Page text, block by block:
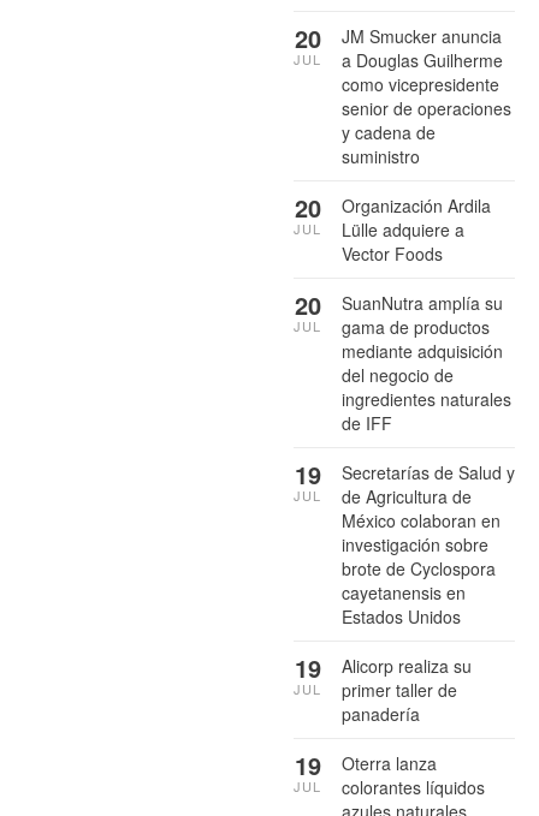
JM Smucker anuncia
a Douglas Guilherme
como vicepresidente
senior de operaciones
y cadena de
suministro
20
JUL
Organización Ardila
Lülle adquiere a
Vector Foods
20
JUL
SuanNutra amplía su
gama de productos
mediante adquisición
del negocio de
ingredientes naturales
de IFF
20
JUL
Secretarías de Salud y
de Agricultura de
México colaboran en
investigación sobre
brote de Cyclospora
cayetanensis en
Estados Unidos
19
JUL
Alicorp realiza su
primer taller de
panadería
19
JUL
Oterra lanza
colorantes líquidos
azules naturales
19
JUL